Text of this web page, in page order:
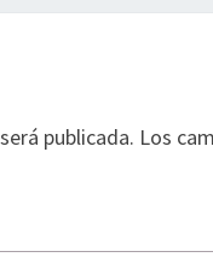
publicada. Los